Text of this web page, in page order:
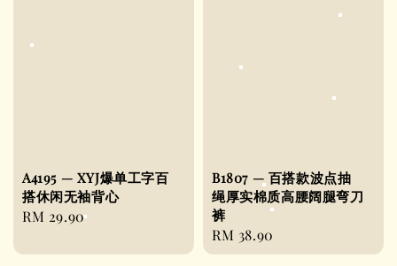
A4195 — XYJ爆单工字百
搭休闲无袖背心
Regular
RM 29.90
B1807 — 百搭款波点抽
绳厚实棉质高腰阔腿弯刀
裤
Regular
price
RM 38.90